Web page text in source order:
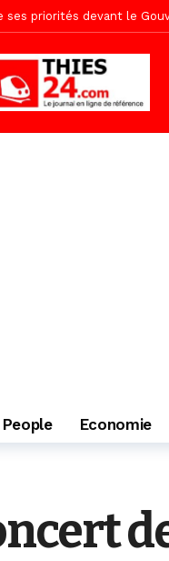
ses priorités devant le
dans le Boot Camp JAVA
1 jour ago
Bâ Ndiéguène 1 jour ago
People Economie